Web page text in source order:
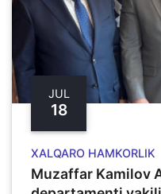
JUL
18
XALQARO HAMKORLIK
Muzaffar Kamilov